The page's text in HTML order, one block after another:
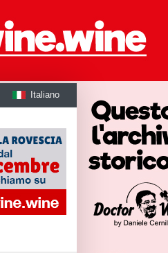
Italiano